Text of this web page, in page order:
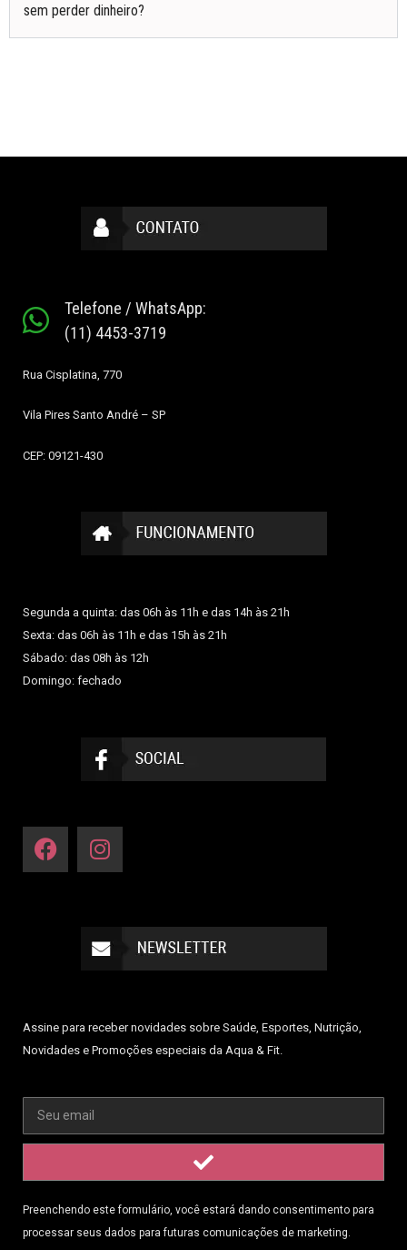
sem perder dinheiro?
Telefone / WhatsApp:
(11) 4453-3719
Rua Cisplatina, 770
Vila Pires Santo André – SP
CEP: 09121-430
Segunda a quinta: das 06h às 11h e das 14h às 21h
Sexta: das 06h às 11h e das 15h às 21h
Sábado: das 08h às 12h
Domingo: fechado
Assine para receber novidades sobre Saúde, Esportes, Nutrição,
Novidades e Promoções especiais da Aqua & Fit.
Preenchendo este formulário, você estará dando consentimento para
processar seus dados para futuras comunicações de marketing.